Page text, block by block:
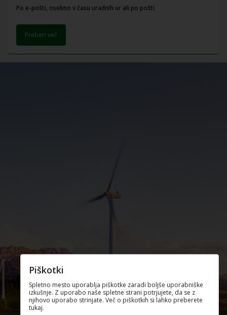
Po e-pošti, osebno v času uradnih ur ali po pošti
Preberi več
Piškotki
Spletno mesto uporablja piškotke zaradi boljše uporabniške
izkušnje. Z uporabo naše spletne strani potrjujete, da se z
njihovo uporabo strinjate. Več o piškotkih si lahko preberete
tukaj.